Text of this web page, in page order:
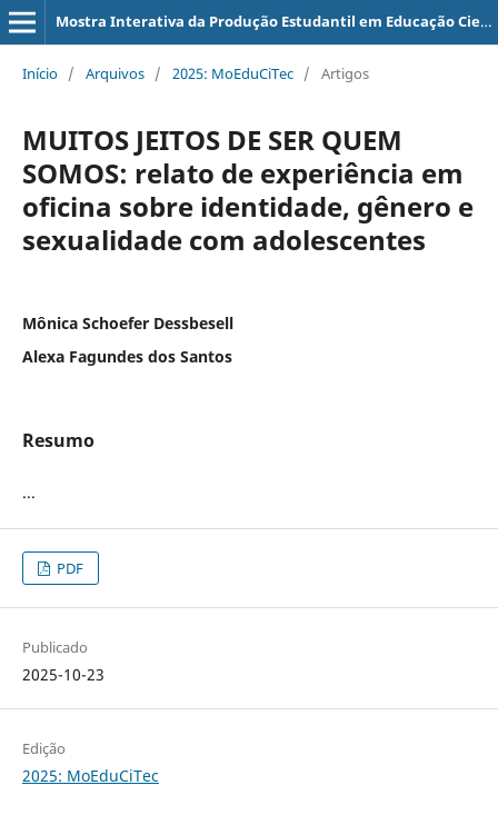
Mostra Interativa da Produção Estudantil em Educação Científica e Tecnológica
Início / Arquivos / 2025: MoEduCiTec / Artigos
MUITOS JEITOS DE SER QUEM
SOMOS: relato de experiência em
oficina sobre identidade, gênero e
sexualidade com adolescentes
Mônica Schoefer Dessbesell
Alexa Fagundes dos Santos
Resumo
...
PDF
Publicado
2025-10-23
Edição
2025: MoEduCiTec